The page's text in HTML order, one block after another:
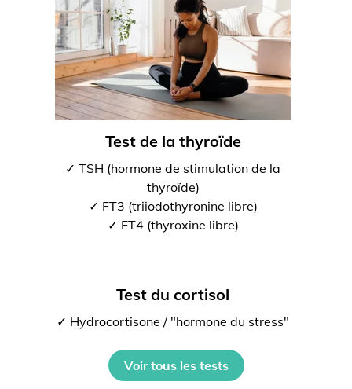
Test de la thyroïde
✓ TSH (hormone de stimulation de la
thyroïde)
✓ FT3 (triiodothyronine libre)
✓ FT4 (thyroxine libre)
Test du cortisol
✓ Hydrocortisone / "hormone du stress"
Voir tous les tests